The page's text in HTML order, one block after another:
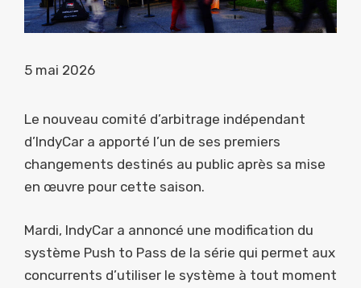
5 mai 2026
Le nouveau comité d’arbitrage indépendant
d’IndyCar a apporté l’un de ses premiers
changements destinés au public après sa mise
en œuvre pour cette saison.
Mardi, IndyCar a annoncé une modification du
système Push to Pass de la série qui permet aux
concurrents d’utiliser le système à tout moment